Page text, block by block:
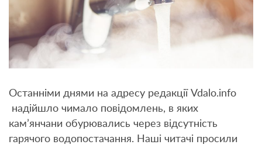
Останніми днями на адресу редакції Vdalo.info
надійшло чимало повідомлень, в яких
кам’янчани обурювались через відсутність
гарячого водопостачання. Наші читачі просили